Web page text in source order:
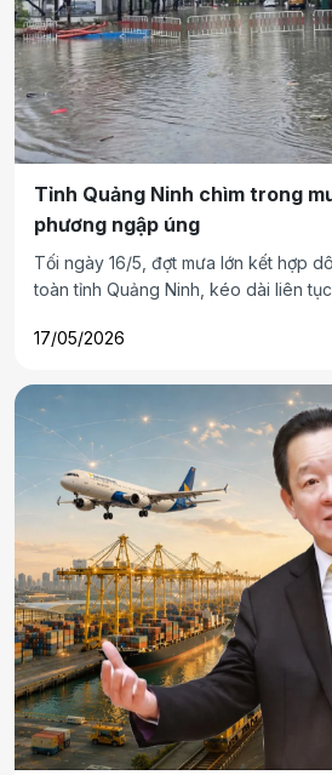
Tỉnh Quảng Ninh chìm trong
phương ngập úng
Tối ngày 16/5, đợt mưa lớn kết hợp
toàn tỉnh Quảng Ninh, kéo dài liên
lẫn vùng nông thôn, miền núi. Mưa
tích lúa và hoa màu trên địa bàn tỉnh.
17/05/2026